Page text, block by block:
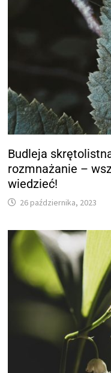
Budleja
rozmnażanie –
wiedzieć!
26 października, 2023